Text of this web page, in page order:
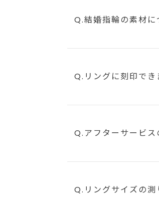
Q.結婚指輪の素材に
Q.リングに刻印でき
Q.アフターサービス
Q.リングサイズの測